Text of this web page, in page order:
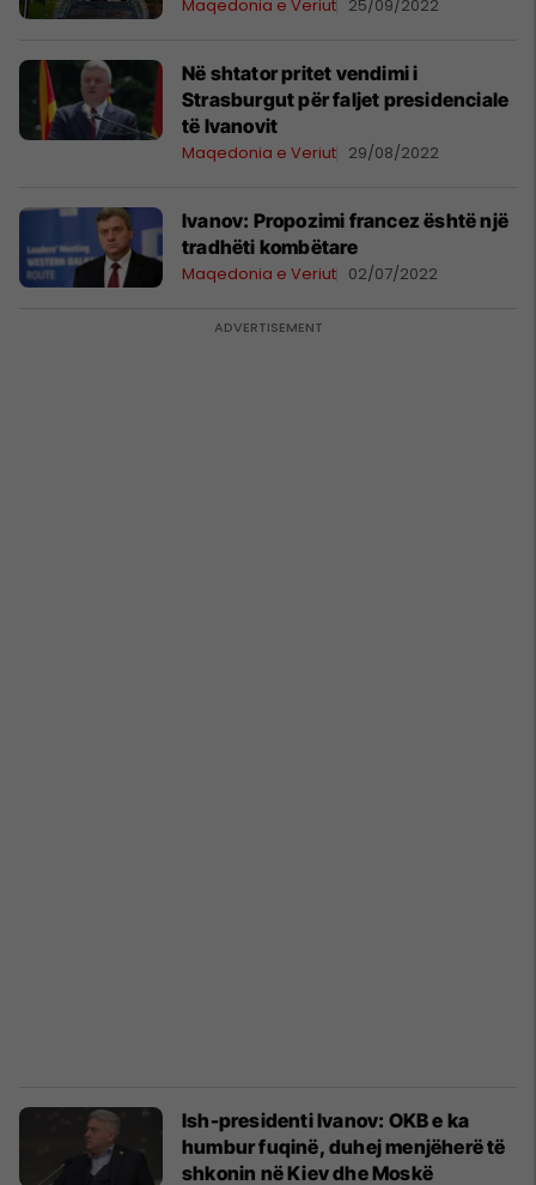
Maqedonia e Veriut 25/09/2022
Në shtator pritet vendimi i
Strasburgut për faljet presidenciale
të Ivanovit
Maqedonia e Veriut 29/08/2022
Ivanov: Propozimi francez është një
tradhëti kombëtare
Maqedonia e Veriut 02/07/2022
Ish-presidenti Ivanov: OKB e ka
humbur fuqinë, duhej menjëherë të
shkonin në Kiev dhe Moskë